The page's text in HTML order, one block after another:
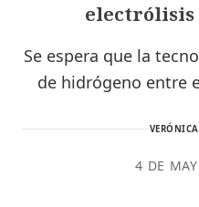
electrólisis
Se espera que la
de hidrógeno entre
4 DE